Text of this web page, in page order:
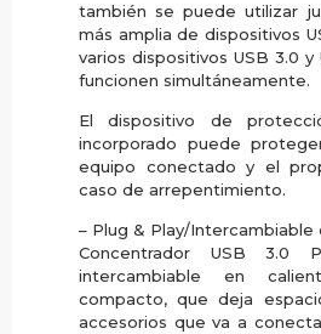
también se puede utilizar
más amplia de dispositivos
varios dispositivos USB 3.0 y
funcionen simultáneamente.
El dispositivo de
incorporado puede
equipo conectado y el
caso de arrepentimiento.
– Plug & Play/Intercambiable
Concentrador USB
intercambiable en
compacto, que deja
accesorios que va a